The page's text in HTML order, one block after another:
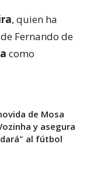
, quien ha
Fernando de
como
de Mosa
y asegura
al fútbol